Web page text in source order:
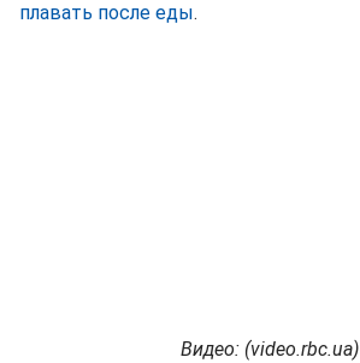
плавать после еды.
Видео: (video.rbc.ua)